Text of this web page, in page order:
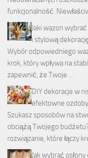
funkcjonalność.
Jaki wazon
i stylową
Wybór odpowiedniego
krok, który wpływa na
zapewnić, że Twoje …
DIY dekoracje w
efektowne
Szukasz sposobów na
obciążą Twojego
rozwiązanie, które łączy
Jak wybrać